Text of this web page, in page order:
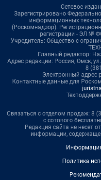
Сетевое
Зарегистрировано
информационных
(Роскомнадзор).
регистрации - ЭЛ №
Учредитель: Общество с
Главный редактор:
Адрес редакции: Россия, Омск,
8
Электронный адрес
Контактные данные для
Связаться с отделом продаж: 8
с сотового
Редакция сайта не несет
информации,
Политика